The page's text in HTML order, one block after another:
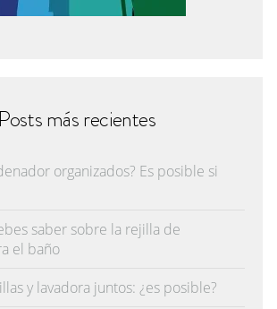
Posts más recientes
organizados? Es posible si
saber sobre la rejilla de
el baño
y lavadora juntos: ¿es posible?